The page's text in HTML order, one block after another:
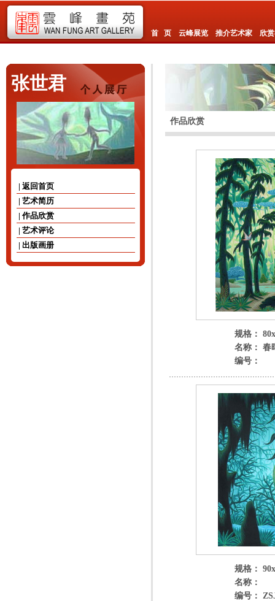
首 页 云峰展览 推介艺术家 欣
张世君
| 返回首页
| 艺术简历
| 作品欣赏
| 艺术评论
| 出版画册
作品欣赏
规格：
名称： 春
编号：
规格：
名称：
编号：